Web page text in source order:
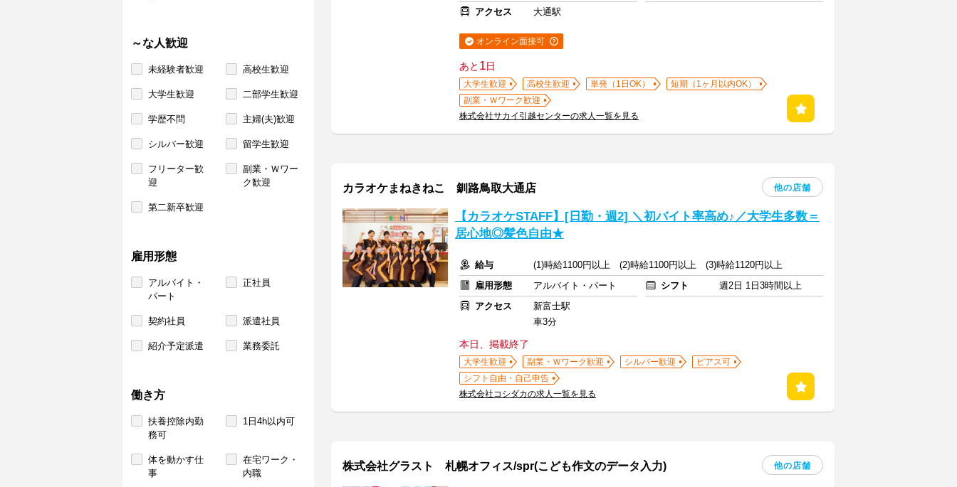
～な人歓迎
未経験者歓迎 高校生歓迎
大学生歓迎 二部学生歓迎
学歴不問 主婦(夫)歓迎
シルバー歓迎 留学生歓迎
フリーター歓
迎
副業・Ｗワー
ク歓迎
第二新卒歓迎
雇用形態
アルバイト・
パート
正社員
契約社員 派遣社員
紹介予定派遣 業務委託
働き方
扶養控除内勤
務可
1日4h以内可
体を動かす仕
事
在宅ワーク・
内職
アクセス
大通駅
オンライン面接可
あと 1日
大学生歓迎 高校生歓迎 単発（1日OK）
短期（1ヶ月以内OK）
副業・Ｗワーク歓迎
株式会社サカイ引越センターの求人一覧を見る
カラオケまねきねこ 釧路鳥取大通店 他の店舗
【カラオケSTAFF】[日勤・週2] ＼初バイト率高め♪／大学生多数＝
居心地◎髪色自由★
給与
(1)時給1100円以上 (2)時給1100円以上 (3)時給1120円以上
雇用形態
アルバイト・パート シフト
週2日 1日3時間以上
アクセス
新富士駅
車3分
本日、掲載終了
大学生歓迎 副業・Ｗワーク歓迎 シルバー歓迎
ピアス可
シフト自由・自己申告
株式会社コシダカの求人一覧を見る
株式会社グラスト 札幌オフィス/spr(こども作文のデータ入力) 他の店舗